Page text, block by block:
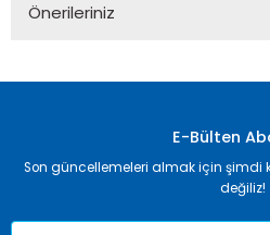
Önerileriniz
Görüş ve önerileriniz için teşekkür
Ürün resmi kalitesiz, bozuk veya
Ürün açıklamasında eksik
E-Bülten
Son güncellemeleri almak için şimdi
değiliz!